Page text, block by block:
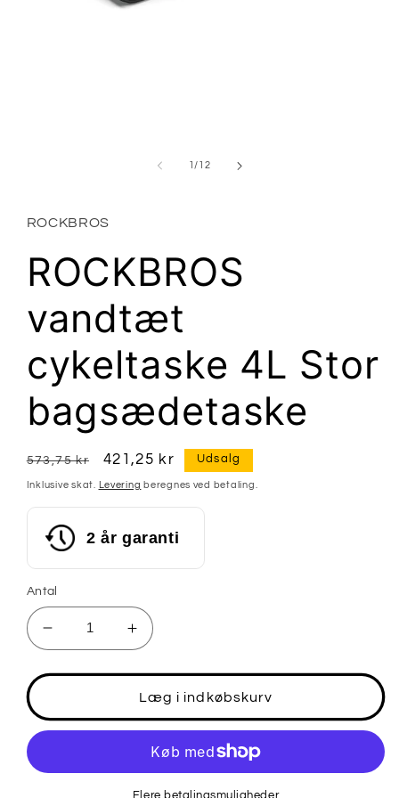
1/af
12
ROCKBROS
ROCKBROS
vandtæt
cykeltaske 4L Stor
bagsædetaske
Normalpris
573,75 kr Udsalgspris
421,25 kr Udsalg
Inklusive skat. Levering beregnes ved betaling.
2 år garanti
Antal
Reducer
antallet
for
ROCKBROS
vandtæt
cykeltaske
Stor
bagsædetaske
Øg
antallet
for
ROCKBROS
vandtæt
cykeltaske
Stor
bagsædetaske
Læg i indkøbskurv